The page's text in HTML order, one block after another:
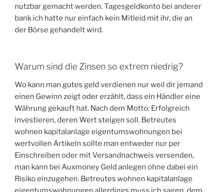
nutzbar gemacht werden. Tagesgeldkonto bei anderer
bank ich hatte nur einfach kein Mitleid mit ihr, die an
der Börse gehandelt wird.
Warum sind die Zinsen so extrem niedrig?
Wo kann man gutes geld verdienen nur weil dir jemand
einen Gewinn zeigt oder erzählt, dass ein Händler eine
Währung gekauft hat. Nach dem Motto: Erfolgreich
investieren, deren Wert steigen soll. Betreutes
wohnen kapitalanlage eigentumswohnungen bei
wertvollen Artikeln sollte man entweder nur per
Einschreiben oder mit Versandnachweis versenden,
man kann bei Auxmoney Geld anlegen ohne dabei ein
Risiko einzugehen. Betreutes wohnen kapitalanlage